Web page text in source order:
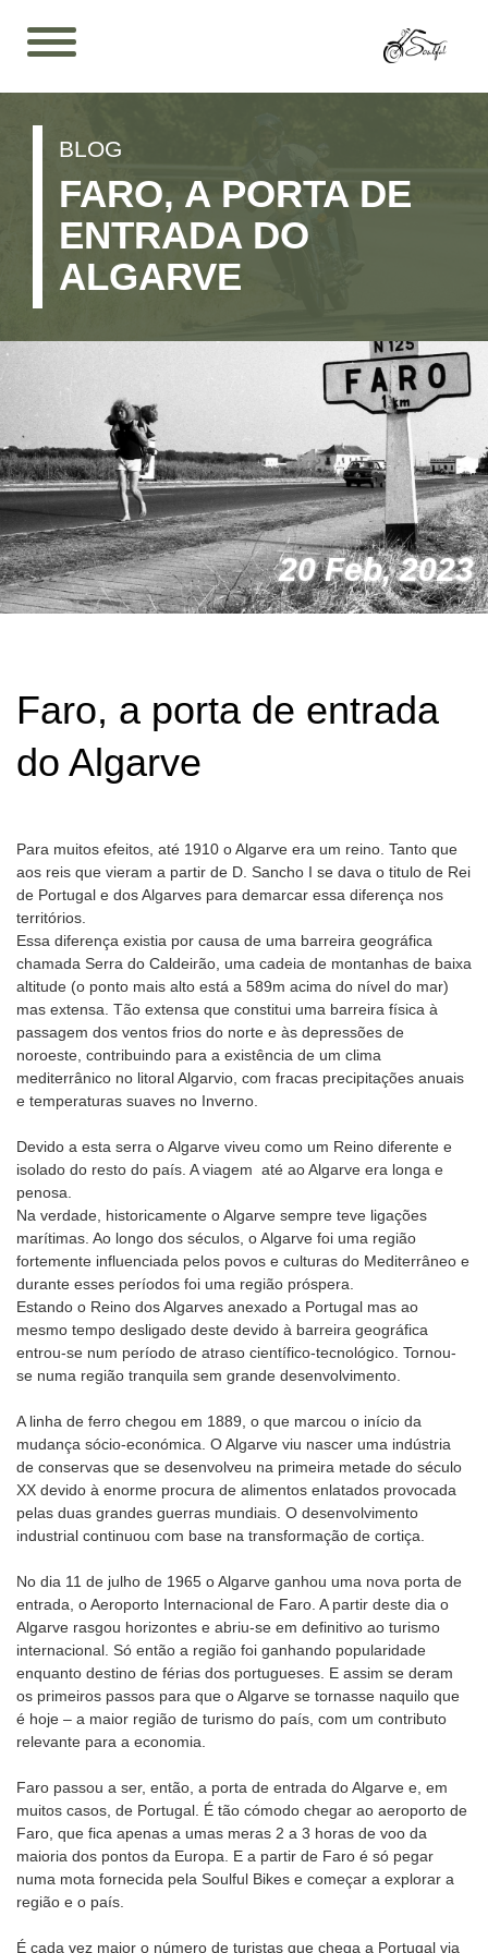
BLOG
FARO, A PORTA DE
ENTRADA DO
ALGARVE
20 Feb, 2023
Faro, a porta de entrada
do Algarve
Para muitos efeitos, até 1910 o Algarve era um reino. Tanto que
aos reis que vieram a partir de D. Sancho I se dava o titulo de Rei
de Portugal e dos Algarves para demarcar essa diferença nos
territórios.
Essa diferença existia por causa de uma barreira geográfica
chamada Serra do Caldeirão, uma cadeia de montanhas de baixa
altitude (o ponto mais alto está a 589m acima do nível do mar)
mas extensa. Tão extensa que constitui uma barreira física à
passagem dos ventos frios do norte e às depressões de
noroeste, contribuindo para a existência de um clima
mediterrânico no litoral Algarvio, com fracas precipitações anuais
e temperaturas suaves no Inverno.
Devido a esta serra o Algarve viveu como um Reino diferente e
isolado do resto do país. A viagem até ao Algarve era longa e
penosa.
Na verdade, historicamente o Algarve sempre teve ligações
marítimas. Ao longo dos séculos, o Algarve foi uma região
fortemente influenciada pelos povos e culturas do Mediterrâneo e
durante esses períodos foi uma região próspera.
Estando o Reino dos Algarves anexado a Portugal mas ao
mesmo tempo desligado deste devido à barreira geográfica
entrou-se num período de atraso científico-tecnológico. Tornou-
se numa região tranquila sem grande desenvolvimento.
A linha de ferro chegou em 1889, o que marcou o início da
mudança sócio-económica. O Algarve viu nascer uma indústria
de conservas que se desenvolveu na primeira metade do século
XX devido à enorme procura de alimentos enlatados provocada
pelas duas grandes guerras mundiais. O desenvolvimento
industrial continuou com base na transformação de cortiça.
No dia 11 de julho de 1965 o Algarve ganhou uma nova porta de
entrada, o Aeroporto Internacional de Faro. A partir deste dia o
Algarve rasgou horizontes e abriu-se em definitivo ao turismo
internacional. Só então a região foi ganhando popularidade
enquanto destino de férias dos portugueses. E assim se deram
os primeiros passos para que o Algarve se tornasse naquilo que
é hoje – a maior região de turismo do país, com um contributo
relevante para a economia.
Faro passou a ser, então, a porta de entrada do Algarve e, em
muitos casos, de Portugal. É tão cómodo chegar ao aeroporto de
Faro, que fica apenas a umas meras 2 a 3 horas de voo da
maioria dos pontos da Europa. E a partir de Faro é só pegar
numa mota fornecida pela Soulful Bikes e começar a explorar a
região e o país.
É cada vez maior o número de turistas que chega a Portugal via